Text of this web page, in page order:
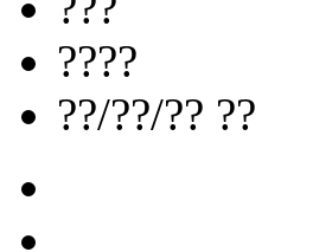
????
??/??/?? ??